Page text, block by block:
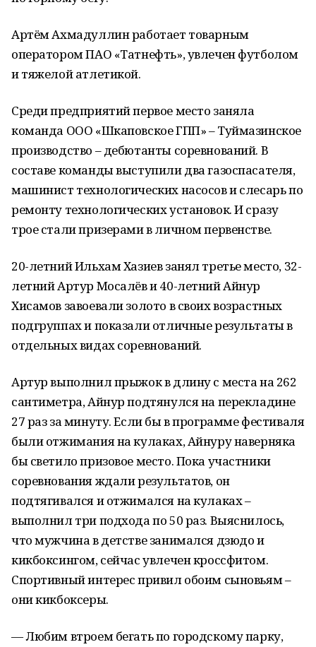
Артём Ахмадуллин работает товарным
оператором ПАО «Татнефть», увлечен футболом
и тяжелой атлетикой.
Среди предприятий первое место заняла
команда ООО «Шкаповское ГПП» – Туймазинское
производство – дебютанты соревнований. В
составе команды выступили два газоспасателя,
машинист технологических насосов и слесарь по
ремонту технологических установок. И сразу
трое стали призерами в личном первенстве.
20-летний Ильхам Хазиев занял третье место, 32-
летний Артур Мосалёв и 40-летний Айнур
Хисамов завоевали золото в своих возрастных
подгруппах и показали отличные результаты в
отдельных видах соревнований.
Артур выполнил прыжок в длину с места на 262
сантиметра, Айнур подтянулся на перекладине
27 раз за минуту. Если бы в программе фестиваля
были отжимания на кулаках, Айнуру наверняка
бы светило призовое место. Пока участники
соревнования ждали результатов, он
подтягивался и отжимался на кулаках –
выполнил три подхода по 50 раз. Выяснилось,
что мужчина в детстве занимался дзюдо и
кикбоксингом, сейчас увлечен кроссфитом.
Спортивный интерес привил обоим сыновьям –
они кикбоксеры.
— Любим втроем бегать по городскому парку,